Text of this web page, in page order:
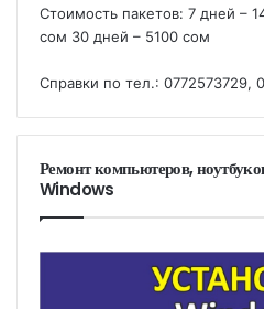
Стоимость пакетов: 7 дней –
сом 30 дней – 5100 сом
Справки по тел.: 0772573729,
Ремонт компьютеров,
Windows